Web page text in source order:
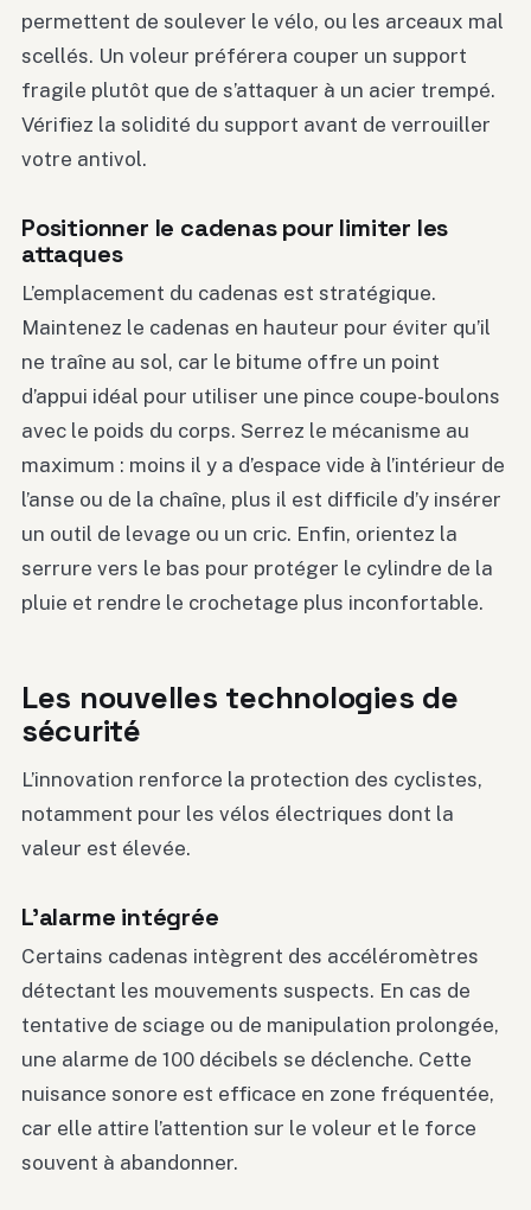
permettent de soulever le vélo, ou les arceaux mal
scellés. Un voleur préférera couper un support
fragile plutôt que de s’attaquer à un acier trempé.
Vérifiez la solidité du support avant de verrouiller
votre antivol.
Positionner le cadenas pour limiter les
attaques
L’emplacement du cadenas est stratégique.
Maintenez le cadenas en hauteur pour éviter qu’il
ne traîne au sol, car le bitume offre un point
d’appui idéal pour utiliser une pince coupe-boulons
avec le poids du corps. Serrez le mécanisme au
maximum : moins il y a d’espace vide à l’intérieur de
l’anse ou de la chaîne, plus il est difficile d’y insérer
un outil de levage ou un cric. Enfin, orientez la
serrure vers le bas pour protéger le cylindre de la
pluie et rendre le crochetage plus inconfortable.
Les nouvelles technologies de
sécurité
L’innovation renforce la protection des cyclistes,
notamment pour les vélos électriques dont la
valeur est élevée.
L’alarme intégrée
Certains cadenas intègrent des accéléromètres
détectant les mouvements suspects. En cas de
tentative de sciage ou de manipulation prolongée,
une alarme de 100 décibels se déclenche. Cette
nuisance sonore est efficace en zone fréquentée,
car elle attire l’attention sur le voleur et le force
souvent à abandonner.